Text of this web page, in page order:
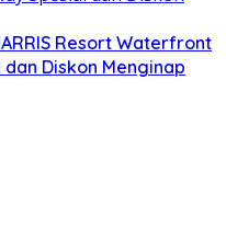
Resort Waterfront
Diskon Menginap